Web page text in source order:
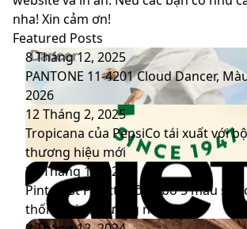
nha! Xin cảm ơn!
Featured Posts
PANTONE
11-
4201
Cloud
Dancer,
Màu
sắc
của
năm
8 Tháng 12, 2025
PANTONE 11-4201 Cloud Dancer,
2026
Tropicana
của
PepsiCo
tái
xuất
với
12 Tháng 2, 2025
Tropicana của PepsiCo tái xuất với
thương hiệu mới
Pinterest
Palette
công
20 Tháng 1, 2025
Pinterest Palette công bố 5 màu sắc
thống trị xu hướng năm 2025